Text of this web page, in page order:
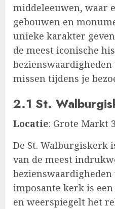
middeleeuwen, waar
gebouwen en
unieke karakter
de meest iconische
missen tijdens je
2.1 St.
Locatie: Grote Markt
De St. Walburgiskerk
van de meest
bezienswaardigheden
imposante kerk is
en weerspiegelt het